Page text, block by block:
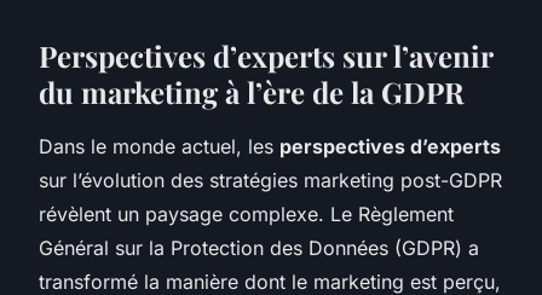
Perspectives d’experts sur l’avenir
du marketing à l’ère de la GDPR
Dans le monde actuel, les perspectives d’experts
sur l’évolution des stratégies marketing post-GDPR
révèlent un paysage complexe. Le Règlement
Général sur la Protection des Données (GDPR) a
transformé la manière dont le marketing est perçu,